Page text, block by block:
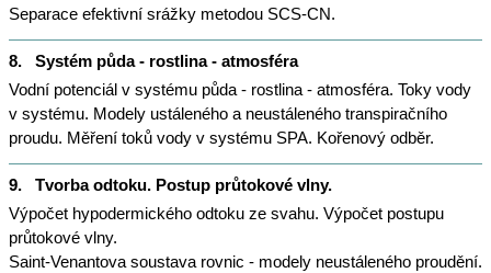
Separace efektivní srážky metodou SCS-CN.
8.
Systém půda - rostlina - atmosféra
Vodní potenciál v systému půda - rostlina - atmosféra. Toky vody
v systému. Modely ustáleného a neustáleného transpiračního
proudu. Měření toků vody v systému SPA. Kořenový odběr.
9.
Tvorba odtoku. Postup průtokové vlny.
Výpočet hypodermického odtoku ze svahu. Výpočet postupu
průtokové vlny.
Saint-Venantova soustava rovnic - modely neustáleného proudění.